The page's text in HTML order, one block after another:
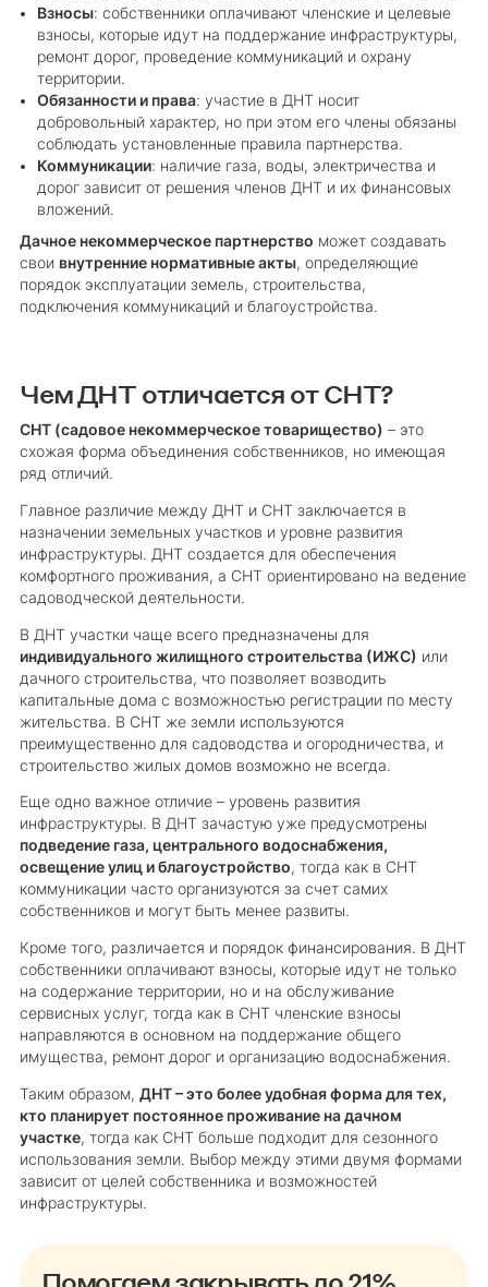
Взносы: собственники оплачивают членские и целевые
взносы, которые идут на поддержание инфраструктуры,
ремонт дорог, проведение коммуникаций и охрану
территории.
Обязанности и права: участие в ДНТ носит
добровольный характер, но при этом его члены обязаны
соблюдать установленные правила партнерства.
Коммуникации: наличие газа, воды, электричества и
дорог зависит от решения членов ДНТ и их финансовых
вложений.
Дачное некоммерческое партнерство может создавать
свои внутренние нормативные акты, определяющие
порядок эксплуатации земель, строительства,
подключения коммуникаций и благоустройства.
Чем ДНТ отличается от СНТ?
СНТ (садовое некоммерческое товарищество) – это
схожая форма объединения собственников, но имеющая
ряд отличий.
Главное различие между ДНТ и СНТ заключается в
назначении земельных участков и уровне развития
инфраструктуры. ДНТ создается для обеспечения
комфортного проживания, а СНТ ориентировано на ведение
садоводческой деятельности.
В ДНТ участки чаще всего предназначены для
индивидуального жилищного строительства (ИЖС) или
дачного строительства, что позволяет возводить
капитальные дома с возможностью регистрации по месту
жительства. В СНТ же земли используются
преимущественно для садоводства и огородничества, и
строительство жилых домов возможно не всегда.
Еще одно важное отличие – уровень развития
инфраструктуры. В ДНТ зачастую уже предусмотрены
подведение газа, центрального водоснабжения,
освещение улиц и благоустройство, тогда как в СНТ
коммуникации часто организуются за счет самих
собственников и могут быть менее развиты.
Кроме того, различается и порядок финансирования. В ДНТ
собственники оплачивают взносы, которые идут не только
на содержание территории, но и на обслуживание
сервисных услуг, тогда как в СНТ членские взносы
направляются в основном на поддержание общего
имущества, ремонт дорог и организацию водоснабжения.
Таким образом, ДНТ – это более удобная форма для тех,
кто планирует постоянное проживание на дачном
участке, тогда как СНТ больше подходит для сезонного
использования земли. Выбор между этими двумя формами
зависит от целей собственника и возможностей
инфраструктуры.